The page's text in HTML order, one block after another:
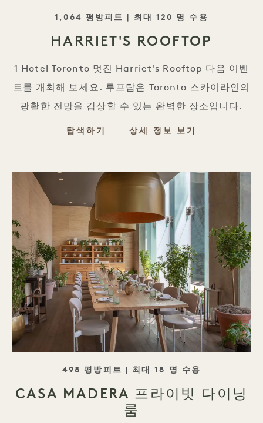
태그라인
1,064 평방피트 | 최대 120 명 수용
HARRIET'S ROOFTOP
1 Hotel Toronto 멋진 Harriet's Rooftop 다음 이벤
트를 개최해 보세요. 루프탑은 Toronto 스카이라인의
광활한 전망을 감상할 수 있는 완벽한 장소입니다.
탐색하기 상세 정보 보기
태그라인
498 평방피트 | 최대 18 명 수용
CASA MADERA 프라이빗 다이닝
룸